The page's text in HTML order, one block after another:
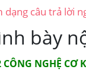
dạng câu trả lời
bày
NGHỆ CƠ